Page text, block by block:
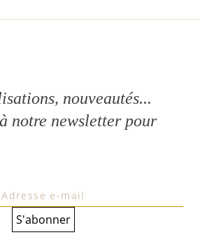
nouveautés...
notre newsletterpour